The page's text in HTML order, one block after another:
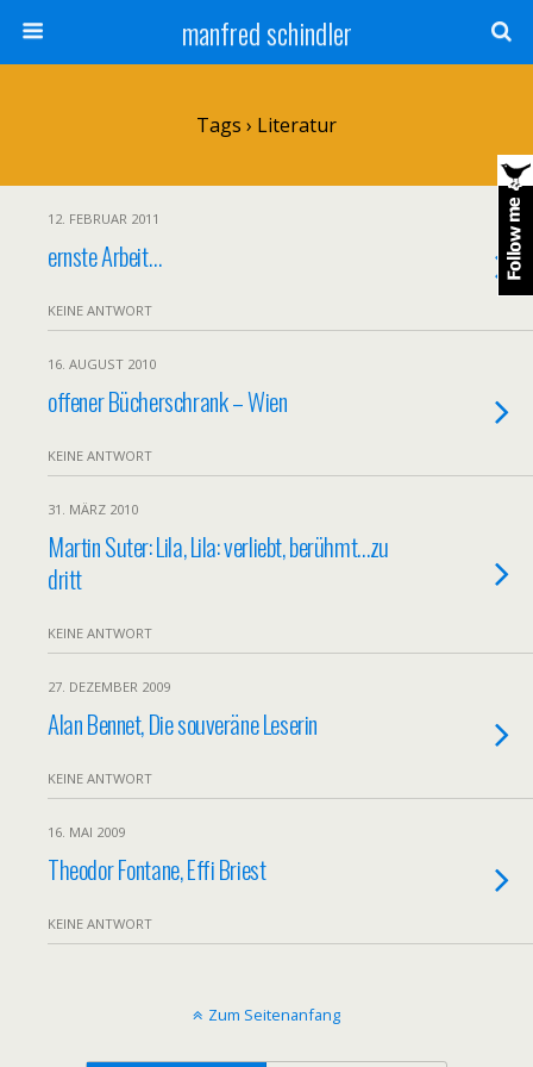
manfred schindler
Tags › Literatur
12. FEBRUAR 2011
ernste Arbeit…
KEINE ANTWORT
16. AUGUST 2010
offener Bücherschrank – Wien
KEINE ANTWORT
31. MÄRZ 2010
Martin Suter: Lila, Lila: verliebt, berühmt…zu
dritt
KEINE ANTWORT
27. DEZEMBER 2009
Alan Bennet, Die souveräne Leserin
KEINE ANTWORT
16. MAI 2009
Theodor Fontane, Effi Briest
KEINE ANTWORT
Zum Seitenanfang